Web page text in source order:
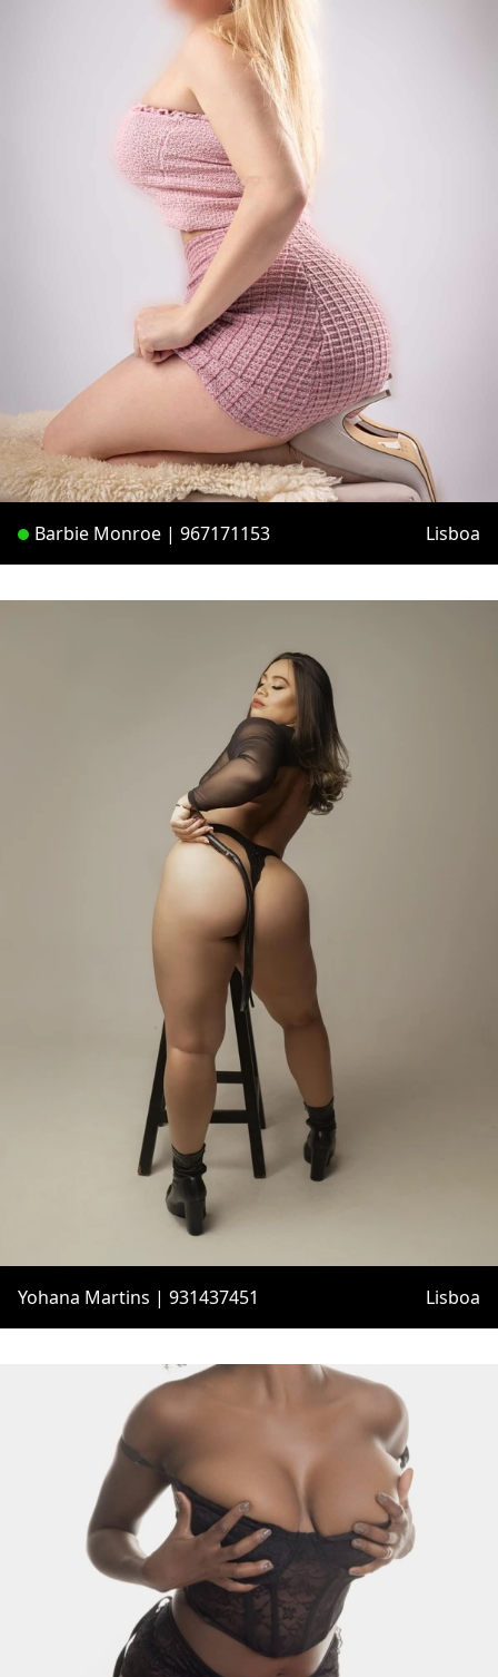
Barbie Monroe | 967171153 Lisboa
Yohana Martins | 931437451 Lisboa